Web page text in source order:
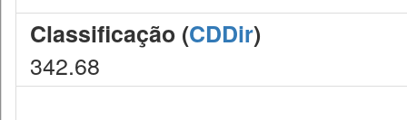
Classificação (CDDir)
342.68